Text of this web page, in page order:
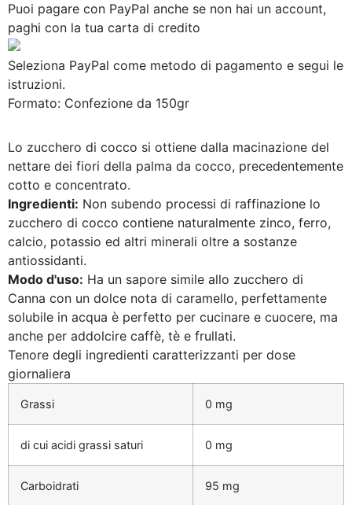
Puoi pagare con PayPal anche se non hai un account,
paghi con la tua carta di credito
Seleziona PayPal come metodo di pagamento e segui le
istruzioni.
Formato: Confezione da 150gr
Lo zucchero di cocco si ottiene dalla macinazione del
nettare dei fiori della palma da cocco, precedentemente
cotto e concentrato.
Ingredienti: Non subendo processi di raffinazione lo
zucchero di cocco contiene naturalmente zinco, ferro,
calcio, potassio ed altri minerali oltre a sostanze
antiossidanti.
Modo d'uso: Ha un sapore simile allo zucchero di
Canna con un dolce nota di caramello, perfettamente
solubile in acqua è perfetto per cucinare e cuocere, ma
anche per addolcire caffè, tè e frullati.
Tenore degli ingredienti caratterizzanti per dose
giornaliera
Grassi 0 mg
di cui acidi grassi saturi 0 mg
Carboidrati 95 mg